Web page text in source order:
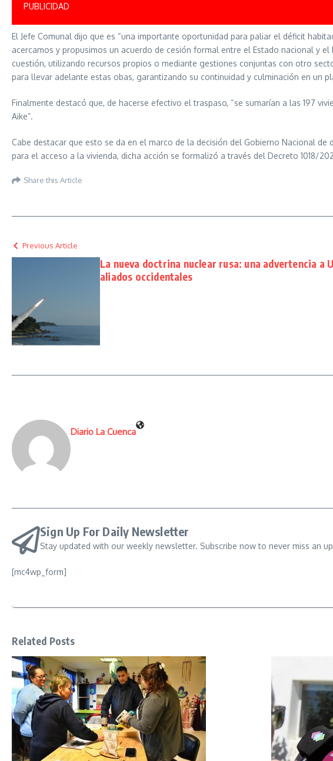
PUBLICIDAD
El Jefe Comunal dijo que es “una importante oportunidad para paliar el déficit
acercamos y propusimos un acuerdo de cesión formal entre el Estado nacional y
cuestión, utilizando recursos propios o mediante gestiones conjuntas con otro
para llevar adelante estas obas, garantizando su continuidad y culminación en un
Finalmente destacó que, de hacerse efectivo el traspaso, “se sumarían a las 197
Aike”.
Cabe destacar que esto se da en el marco de la decisión del Gobierno Nacional
para el acceso a la vivienda, dicha acción se formalizó a través del Decreto 1018/
Share this Article
Previous Article
La nueva doctrina nuclear rusa: una advertencia a
aliados occidentales
Diario La Cuenca
Sign Up For Daily Newsletter
Stay updated with our weekly newsletter. Subscribe now to never miss an
[mc4wp_form]
Related Posts